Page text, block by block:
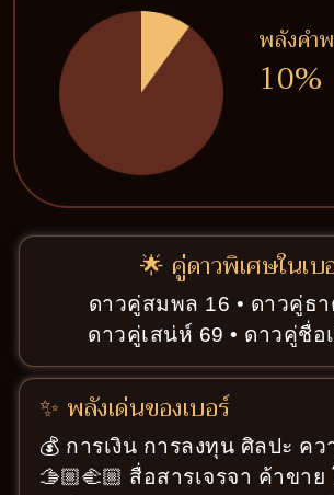
พลังคำ
10%
🌟 คู่ดาวพิเศษในเบ
ดาวคู่สมพล 16 • ดาวคู่ธ
ดาวคู่เสน่ห์ 69 • ดาวคู่ชื่อ
✨ พลังเด่นของเบอร์
💰 การเงิน การลงทุน ศิลปะ คว
🫱🏼‍🫲🏼 สื่อสารเจรจา ค้าขา